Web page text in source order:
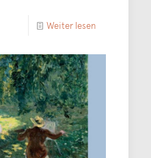
Weiter lesen